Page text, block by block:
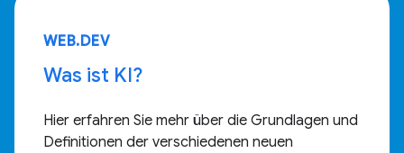
WEB.DEV
Was ist KI?
Hier erfahren Sie mehr über die Grundlagen und
Definitionen der verschiedenen neuen